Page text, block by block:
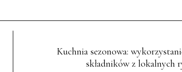
Kuchnia sezonowa:
składników z lokalnych